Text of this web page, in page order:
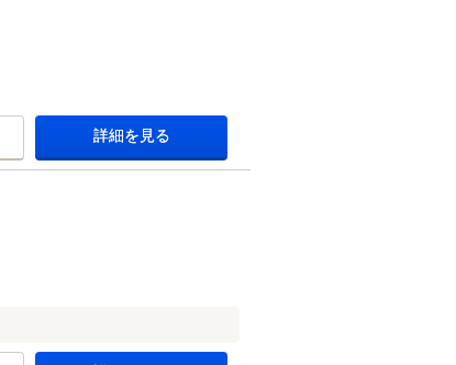
詳細を見る